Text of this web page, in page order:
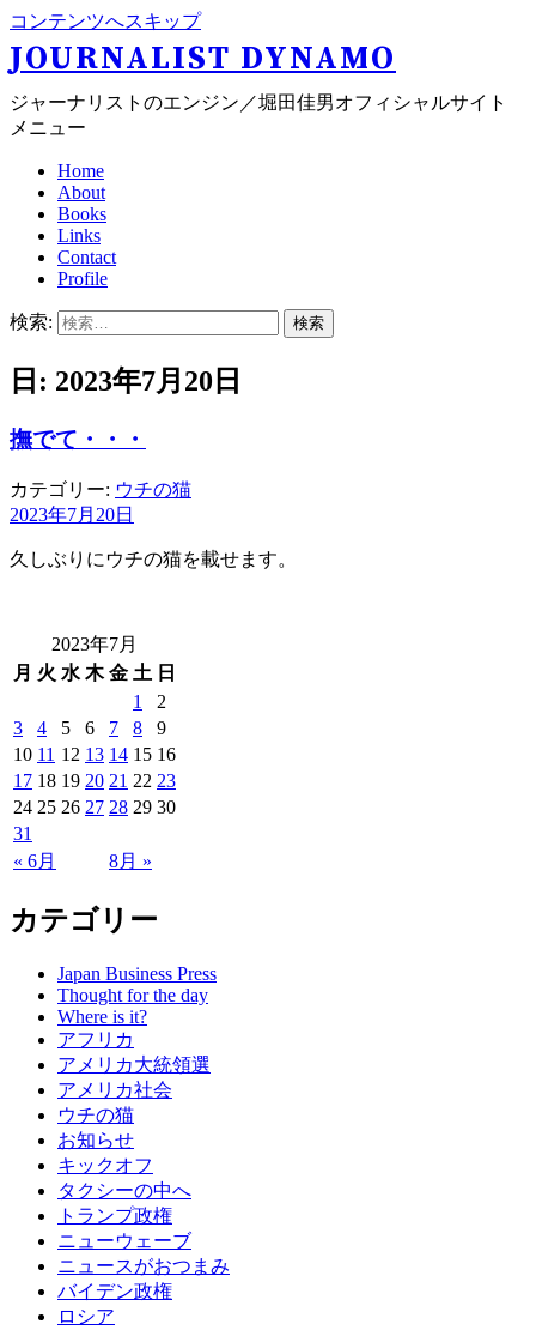
コンテンツへスキップ
JOURNALIST DYNAMO
ジャーナリストのエンジン／堀田佳男オフィシャルサイト
メニュー
Home
About
Books
Links
Contact
Profile
検索:
日: 2023年7月20日
撫でて・・・
カテゴリー: ウチの猫
2023年7月20日
久しぶりにウチの猫を載せます。
2023年7月
月 火 水 木 金 土 日
« 6月 8月 »
1
2
3
4 5 6 7 8
9
10 11 12 13 14 15 16
17 18 19 20 21 22 23
24 25 26 27 28 29 30
31
カテゴリー
Japan Business Press
Thought for the day
Where is it?
アフリカ
アメリカ大統領選
アメリカ社会
ウチの猫
お知らせ
キックオフ
タクシーの中へ
トランプ政権
ニューウェーブ
ニュースがおつまみ
バイデン政権
ロシア